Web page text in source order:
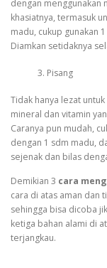
dengan menggunakan
khasiatnya, termasuk
madu, cukup gunakan
Diamkan setidaknya
Pisang
Tidak hanya lezat
mineral dan vitamin
Caranya pun mudah,
dengan 1 sdm madu,
sejenak dan bilas
Demikian 3 cara
cara di atas aman dan
sehingga bisa dicoba
ketiga bahan alami di
terjangkau.